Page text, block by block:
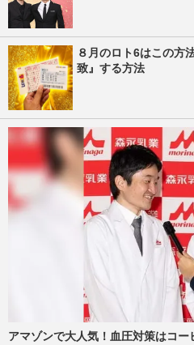
８月のロト6はこの方
致』する方法
アマゾンで大人気！血圧対策はコー